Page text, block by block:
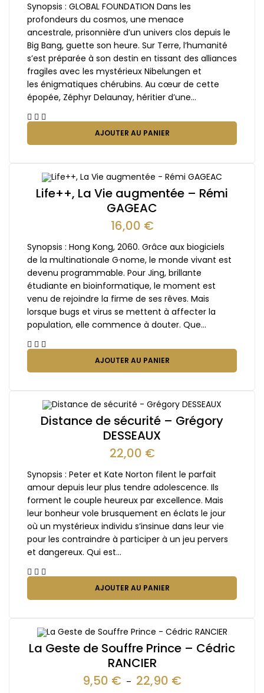
Synopsis : GLOBAL FOUNDATION Dans les
profondeurs du cosmos, une menace
ancestrale, prisonnière d’un univers clos depuis le
Big Bang, guette son heure. Sur Terre, l’humanité
s’est préparée à son destin en tissant des alliances
fragiles avec les mystérieux Nibelungen et
les énigmatiques chérubins. Au cœur de cette
épopée, Zéphyr Delaunay, héritier d’une…
AJOUTER AU PANIER
Life++, La Vie augmentée – Rémi
GAGEAC
16,00 €
Synopsis : Hong Kong, 2060. Grâce aux biogiciels
de la multinationale G·nome, le monde vivant est
devenu programmable. Pour Jing, brillante
étudiante en bioinformatique, le moment est
venu de rejoindre la firme de ses rêves. Mais
lorsque bugs et virus se mettent à affecter la
population, elle commence à douter. Que…
AJOUTER AU PANIER
Distance de sécurité – Grégory
DESSEAUX
22,00 €
Synopsis : Peter et Kate Norton filent le parfait
amour depuis leur plus tendre adolescence. Ils
forment le couple heureux par excellence. Mais
leur bonheur vole brusquement en éclats le jour
où un mystérieux individu s’insinue dans leur vie
pour les contraindre à participer à un jeu pervers
et dangereux. Qui est…
AJOUTER AU PANIER
La Geste de Souffre Prince – Cédric
RANCIER
9,50 € – 22,90 €